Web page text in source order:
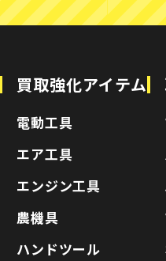
買取強化アイテム
電動工具
エア工具
エンジン工具
農機具
ハンドツール